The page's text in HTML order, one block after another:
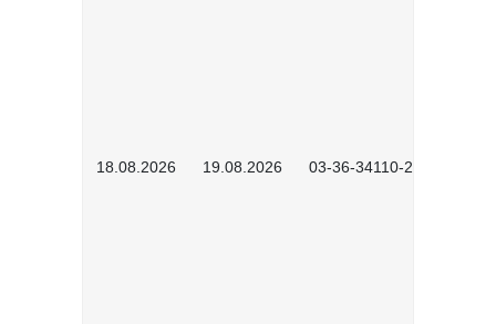
18.08.2026 19.08.2026 03-36-34110-2601